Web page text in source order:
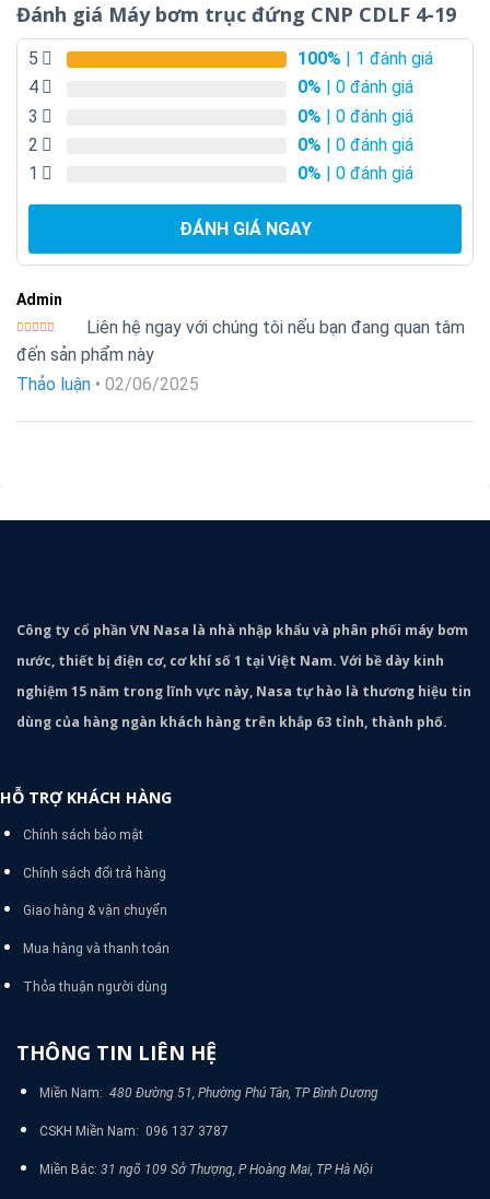
Đánh giá Máy bơm trục đứng CNP CDLF 4-19
5 100% | 1 đánh giá
4
0% | 0 đánh giá
3
0% | 0 đánh giá
2
0% | 0 đánh giá
1
0% | 0 đánh giá
ĐÁNH GIÁ NGAY
Admin
Được xếp
hạng 55
Liên hệ ngay với chúng tôi nếu bạn đang quan tâm
đến sản phẩm này
Thảo luận • 02/06/2025
Công ty cổ phần VN Nasa là nhà nhập khẩu và phân phối máy bơm
nước, thiết bị điện cơ, cơ khí số 1 tại Việt Nam. Với bề dày kinh
nghiệm 15 năm trong lĩnh vực này, Nasa tự hào là thương hiệu tin
dùng của hàng ngàn khách hàng trên khắp 63 tỉnh, thành phố.
HỖ TRỢ KHÁCH HÀNG
Chính sách bảo mật
Chính sách đổi trả hàng
Giao hàng & vận chuyển
Mua hàng và thanh toán
Thỏa thuận người dùng
THÔNG TIN LIÊN HỆ
Miền Nam: 480 Đường 51, Phường Phú Tân, TP Bình Dương
CSKH Miền Nam: 096 137 3787
Miền Bắc: 31 ngõ 109 Sở Thượng, P Hoàng Mai, TP Hà Nội